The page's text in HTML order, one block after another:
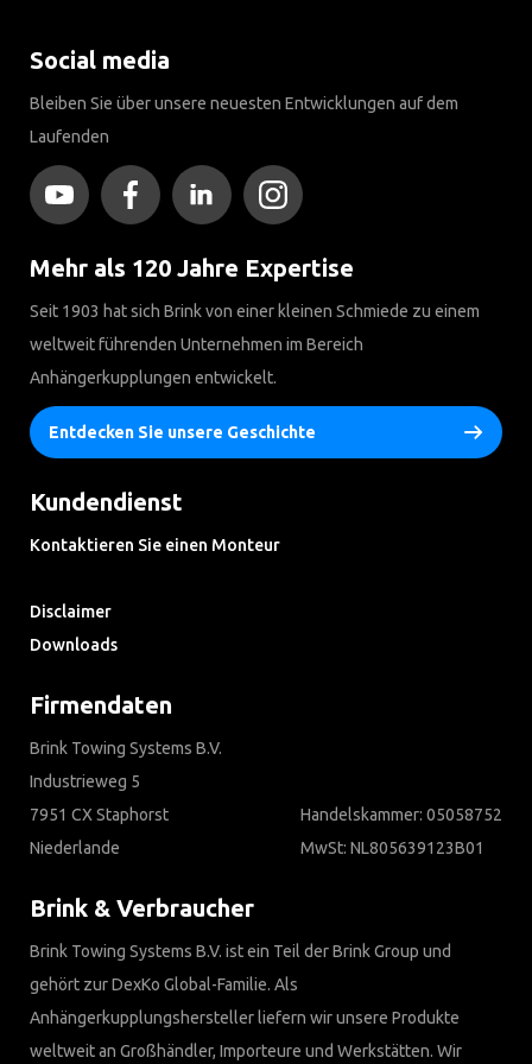
Social media
Bleiben Sie über unsere neuesten Entwicklungen auf dem
Laufenden
Mehr als 120 Jahre Expertise
Seit 1903 hat sich Brink von einer kleinen Schmiede zu einem
weltweit führenden Unternehmen im Bereich
Anhängerkupplungen entwickelt.
Entdecken Sie unsere Geschichte
Kundendienst
Kontaktieren Sie einen Monteur
Disclaimer
Downloads
Firmendaten
Brink Towing Systems B.V.
Industrieweg 5
7951 CX Staphorst
Niederlande
Handelskammer: 05058752
MwSt: NL805639123B01
Brink & Verbraucher
Brink Towing Systems B.V. ist ein Teil der Brink Group und
gehört zur DexKo Global-Familie. Als
Anhängerkupplungshersteller liefern wir unsere Produkte
weltweit an Großhändler, Importeure und Werkstätten. Wir